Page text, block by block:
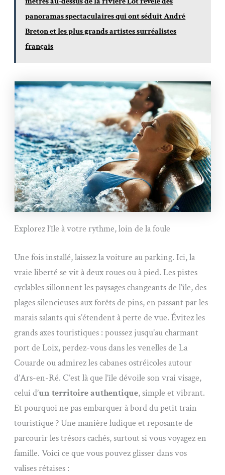
panoramas spectaculaires qui ont séduit André
Breton et les plus grands artistes surréalistes
français
Explorez l’île à votre rythme, loin de la foule
Une fois installé, laissez la voiture au parking. Ici, la
vraie liberté se vit à deux roues ou à pied. Les pistes
cyclables sillonnent les paysages changeants de l’île, des
plages silencieuses aux forêts de pins, en passant par les
marais salants qui s’étendent à perte de vue. Évitez les
grands axes touristiques : poussez jusqu’au charmant
port de Loix, perdez-vous dans les venelles de La
Couarde ou admirez les cabanes ostréicoles autour
d’Ars-en-Ré. C’est là que l’île dévoile son vrai visage,
celui d’un territoire authentique, simple et vibrant.
Et pourquoi ne pas embarquer à bord du petit train
touristique ? Une manière ludique et reposante de
parcourir les trésors cachés, surtout si vous voyagez en
famille. Voici ce que vous pouvez glisser dans vos
valises rétaises :